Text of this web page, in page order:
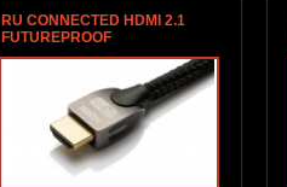
RU CONNECTED HDMI 2.1
FUTUREPROOF